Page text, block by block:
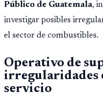
Público de Guatemala,
investigar posibles
el sector de combustibles.
Operativo de
irregularidades
servicio